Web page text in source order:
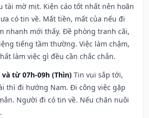
tài mờ mịt. Kiện cáo tốt nhất nên hoãn
có tin về. Mất tiền, mất của nếu đi
nhanh mới thấy. Đề phòng tranh cãi,
tiếng tầm thường. Việc làm chậm,
làm việc gì đều cần chắc chắn.
và từ 07h-09h (Thìn) Tin vui sắp tới,
thì đi hướng Nam. Đi công việc gặp
Người đi có tin về. Nếu chăn nuôi